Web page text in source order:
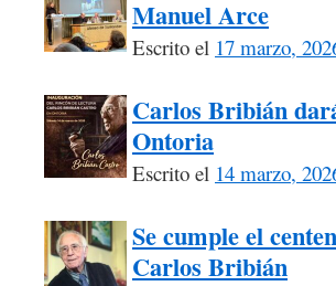
Manuel Arce
Escrito el 17 marzo,
Carlos Bribián
Ontoria
Escrito el 14 marzo,
Se cumple el
Carlos Bribián